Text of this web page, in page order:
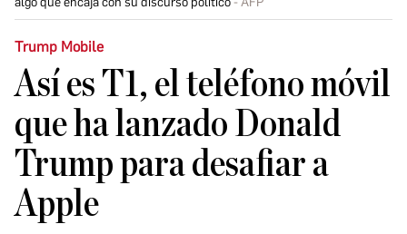
Trump Mobile
Así es T1, el teléfono móvil
que ha lanzado Donald
Trump para desafiar a
Apple